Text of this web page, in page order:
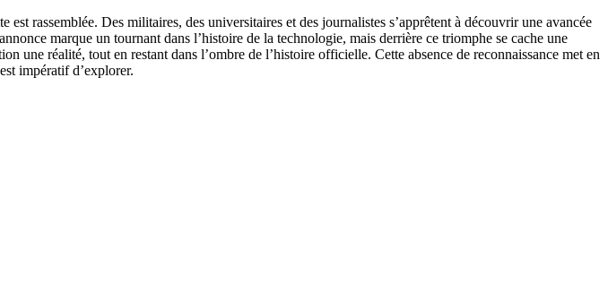
rassemblée. Des militaires, des universitaires et des journalistes s’apprêtent à découvrir une avancée
marque un tournant dans l’histoire de la technologie, mais derrière ce triomphe se cache une
une réalité, tout en restant dans l’ombre de l’histoire officielle. Cette absence de reconnaissance met en
impératif d’explorer.